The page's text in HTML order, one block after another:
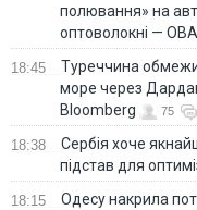
полювання» на
оптоволокні — ОВА
18:45
Туреччина
море через
Bloomberg
75
18:38
Сербія хоче
підстав для
18:15
Одесу накрила